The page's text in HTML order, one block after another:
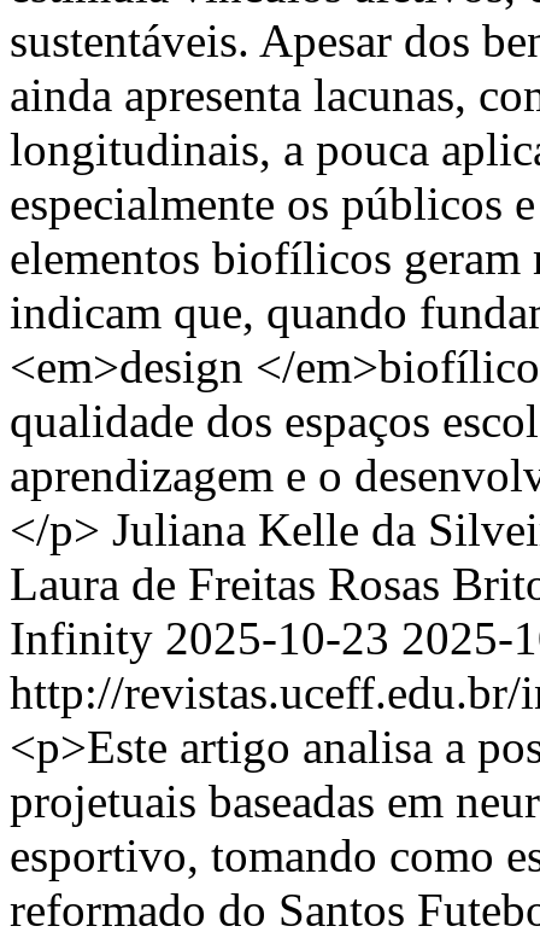
sustentáveis. Apesar dos
ainda apresenta lacunas,
longitudinais, a pouca
especialmente os públicos
elementos biofílicos geram
indicam que, quando
<em>design </
qualidade dos espaços
aprendizagem e o
</p> Juliana Kelle da
Laura de Freitas Rosas
Infinity 2025-10-23 2025-
http://
<p>Este artigo analisa a
projetuais baseadas em
esportivo, tomando como
reformado do Santos